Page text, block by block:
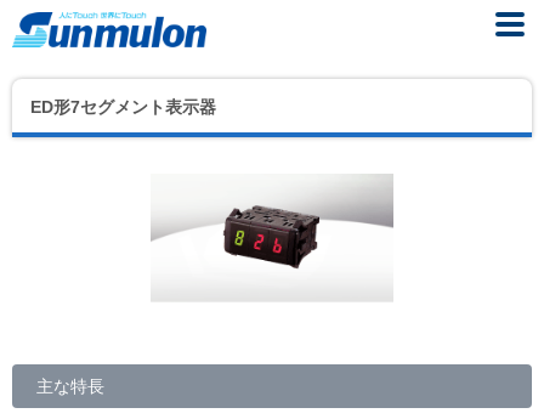
ED形7セグメント表示器
主な特長